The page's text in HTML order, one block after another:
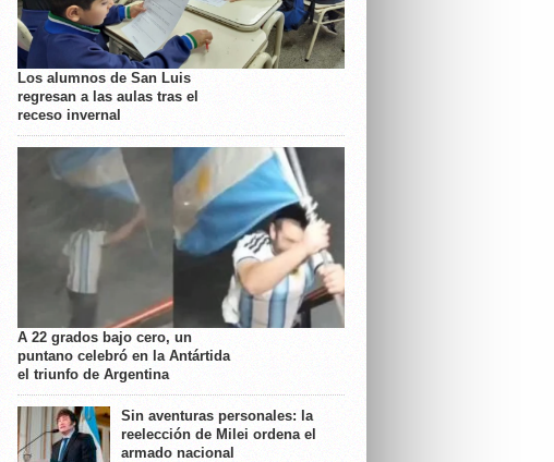
Los alumnos de San Luis
regresan a las aulas tras el
receso invernal
A 22 grados bajo cero, un
puntano celebró en la Antártida
el triunfo de Argentina
Sin aventuras personales: la
reelección de Milei ordena el
armado nacional